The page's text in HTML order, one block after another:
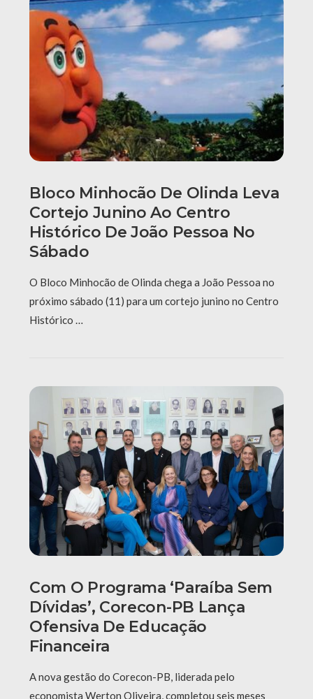
Bloco Minhocão De Olinda Leva
Cortejo Junino Ao Centro
Histórico De João Pessoa No
Sábado
O Bloco Minhocão de Olinda chega a João Pessoa no
próximo sábado (11) para um cortejo junino no Centro
Histórico …
Com O Programa ‘Paraíba Sem
Dívidas’, Corecon-PB Lança
Ofensiva De Educação
Financeira
A nova gestão do Corecon-PB, liderada pelo
economista Werton Oliveira, completou seis meses